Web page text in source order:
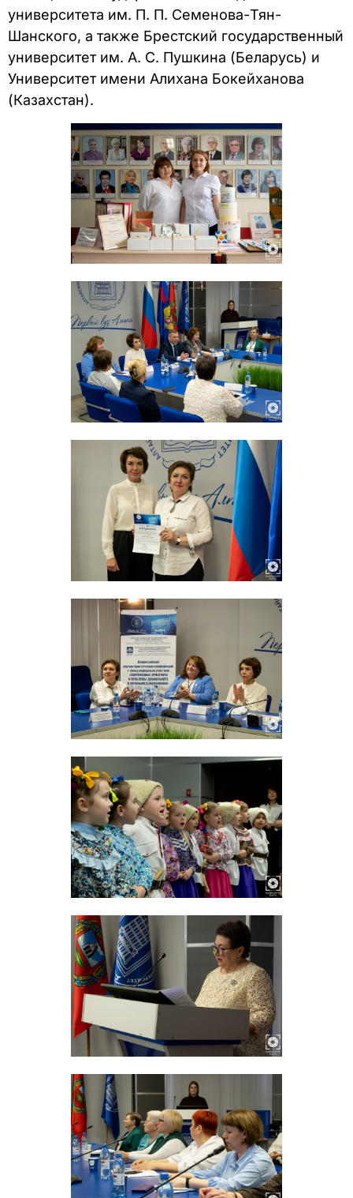
университета им. П. П. Семенова-Тян-
Шанского, а также Брестский государственный
университет им. А. С. Пушкина (Беларусь) и
Университет имени Алихана Бокейханова
(Казахстан).